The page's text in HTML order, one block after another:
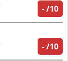
-/10
-/10